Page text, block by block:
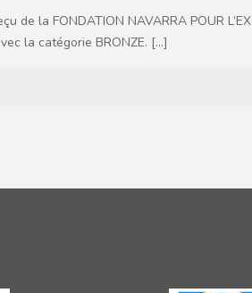
de la FONDATION NAVARRA POUR
la catégorie BRONZE. […]